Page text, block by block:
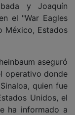
y Joaquín
el "War Eagles
México, Estados
aseguró
operativo donde
quien fue
Unidos, el
ha informado a